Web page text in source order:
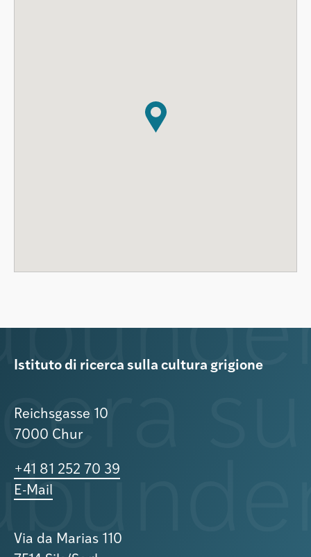
Istituto di ricerca sulla cultura grigione
Reichsgasse 10
7000 Chur
+41 81 252 70 39
E-Mail
Via da Marias 110